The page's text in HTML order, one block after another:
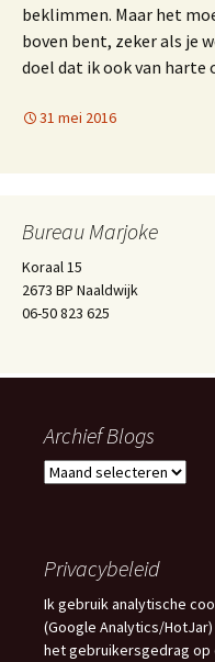
beklimmen. Maar het
boven bent, zeker als je
doel dat ik ook van harte
31 mei 2016
Bureau Marjoke
Koraal 15
2673 BP Naaldwijk
06-50 823 625
Archief Blogs
Archief
Privacybeleid
Ik gebruik analytische
(Google Analytics/HotJar)
het gebruikersgedrag op